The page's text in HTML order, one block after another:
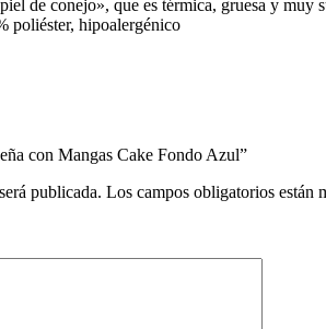
de conejo», que es térmica, gruesa y
poliéster, hipoalergénico
con Mangas Cake Fondo Azul”
publicada. Los campos obligatorios están